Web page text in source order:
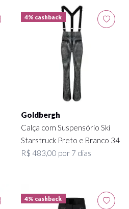
4% cashback
Goldbergh
Calça com Suspensório Ski
Starstruck Preto e Branco 34
R$ 483,00 por 7 dias
4% cashback